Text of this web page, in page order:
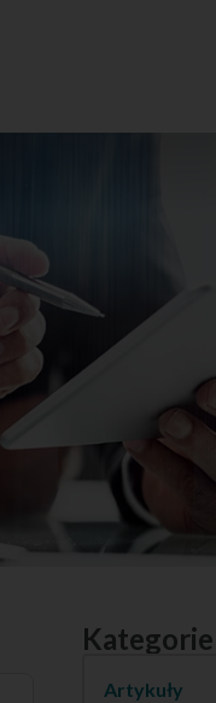
Kategorie
Artykuły